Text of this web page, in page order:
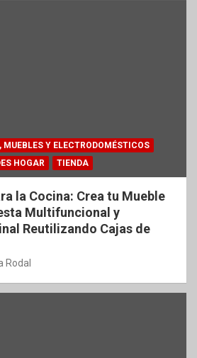
MUEBLES Y ELECTRODOMÉSTICOS
HOGAR TIENDA
la Cocina: Crea tu Mueble
Multifuncional y
Reutilizando Cajas de
Rodal